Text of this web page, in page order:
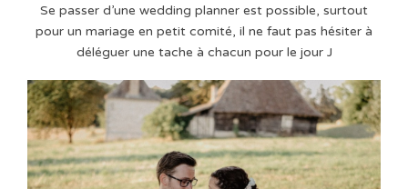
Se passer d’une wedding planner est possible, surtout
pour un mariage en petit comité, il ne faut pas hésiter à
déléguer une tache à chacun pour le jour J